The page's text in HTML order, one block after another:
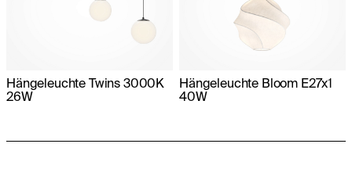
Hängeleuchte Twins 3000K
26W
Hängeleuchte Bloom E27x1
40W